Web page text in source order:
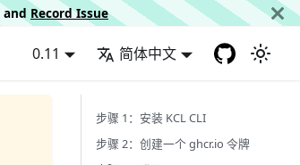
and Record Issue
0.11 简体中文
步骤 1：安装 KCL CLI
步骤 2：创建一个 ghcr.io 令牌